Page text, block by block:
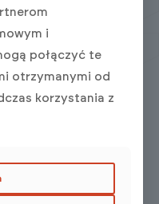
40
9 - 17
i
połączyć te
otrzymanymi od
korzystania z